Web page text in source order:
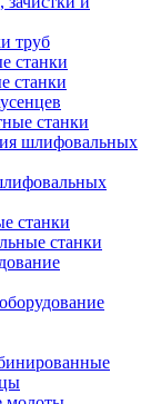
труб
станки
станки
станки
шлифовальных
станки
станки